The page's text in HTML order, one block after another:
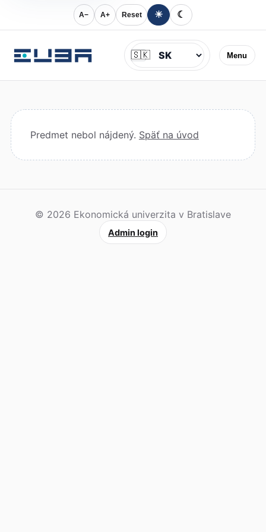
A− A+ Reset ☀ ☾
Menu
Jazyk
🇸🇰
Predmet nebol nájdený. Späť na úvod
© 2026 Ekonomická univerzita v Bratislave
Admin login